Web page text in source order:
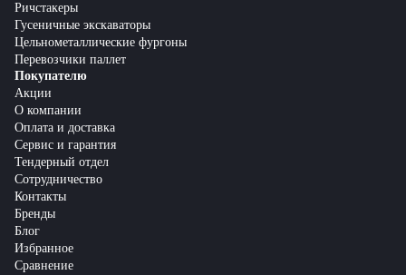
Ричстакеры
Гусеничные экскаваторы
Цельнометаллические фургоны
Перевозчики паллет
Покупателю
Акции
О компании
Оплата и доставка
Сервис и гарантия
Тендерный отдел
Сотрудничество
Контакты
Бренды
Блог
Избранное
Сравнение